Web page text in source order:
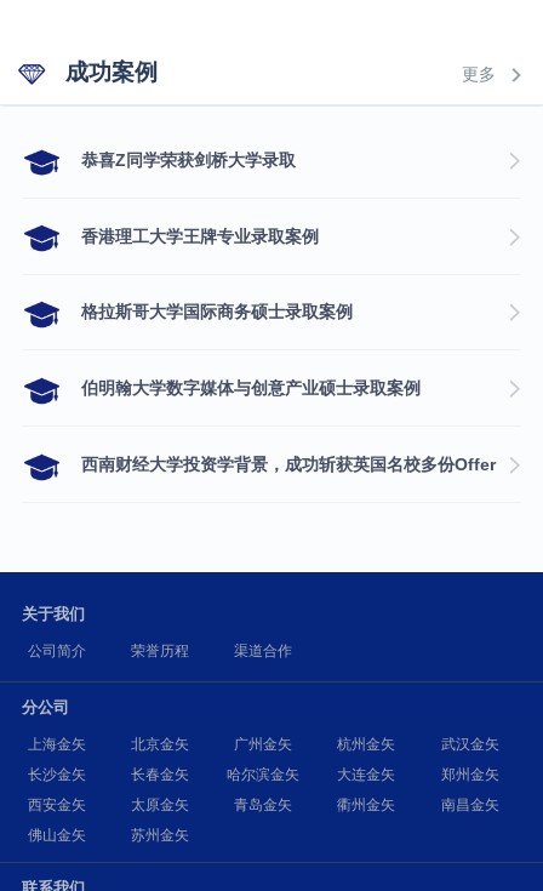
成功案例 更多
​恭喜Z同学荣获剑桥大学录取
香港理工大学王牌专业录取案例
格拉斯哥大学国际商务硕士录取案例
伯明翰大学数字媒体与创意产业硕士录取案例
西南财经大学投资学背景，成功斩获英国名校多份Offer
关于我们
公司简介 荣誉历程 渠道合作
分公司
上海金矢 北京金矢 广州金矢 杭州金矢
武汉金矢
长沙金矢
长春金矢 哈尔滨金矢 大连金矢
郑州金矢
西安金矢
太原金矢 青岛金矢 衢州金矢
南昌金矢
佛山金矢
苏州金矢